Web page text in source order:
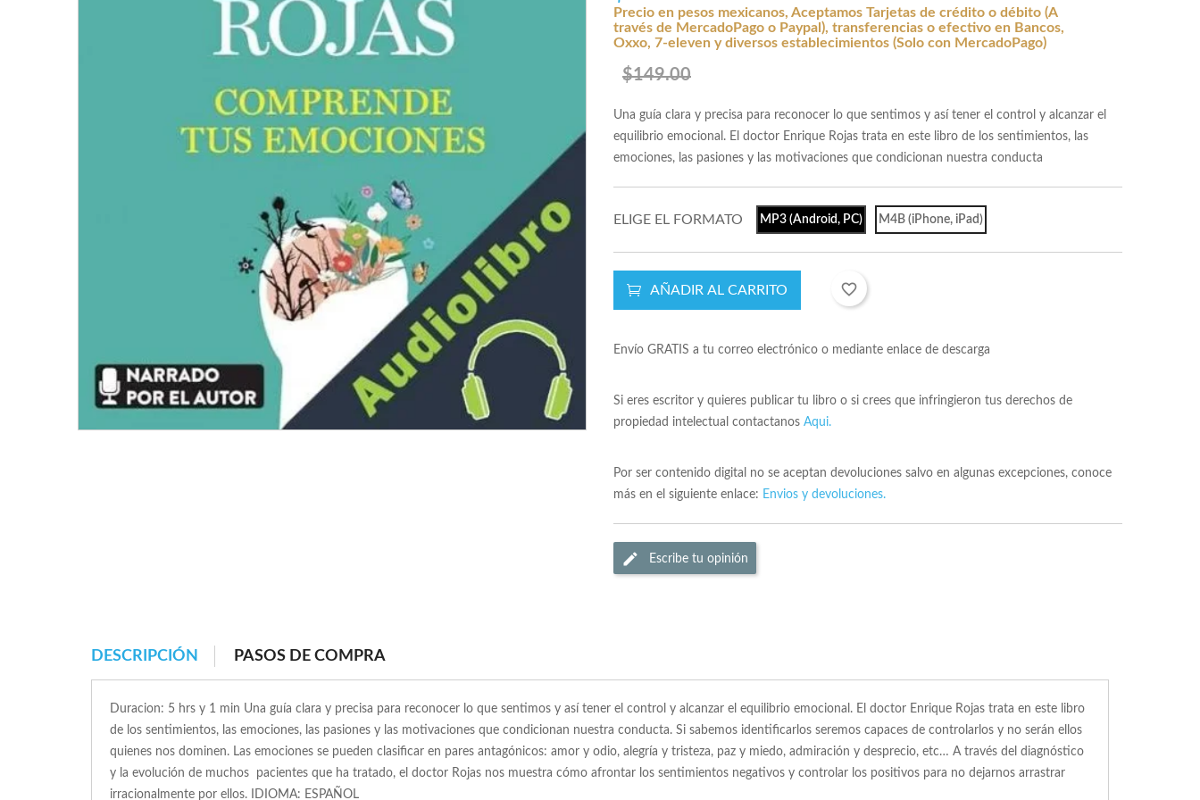
Precio en pesos mexicanos, Aceptamos Tarjetas de crédito o débito (A
través de MercadoPago o Paypal), transferencias o efectivo en Bancos,
Oxxo, 7-eleven y diversos establecimientos (Solo con MercadoPago)
$149.00
Una guía clara y precisa para reconocer lo que sentimos y así tener el control y alcanzar el
equilibrio emocional. El doctor Enrique Rojas trata en este libro de los sentimientos, las
emociones, las pasiones y las motivaciones que condicionan nuestra conducta
ELIGE EL FORMATO MP3 (Android, PC) M4B (iPhone, iPad)
AÑADIR AL CARRITO favorite_border
Envío GRATIS a tu correo electrónico o mediante enlace de descarga
Si eres escritor y quieres publicar tu libro o si crees que infringieron tus derechos de
propiedad intelectual contactanos Aqui.
Por ser contenido digital no se aceptan devoluciones salvo en algunas excepciones, conoce
más en el siguiente enlace: Envios y devoluciones.
Escribe tu opinión
DESCRIPCIÓN PASOS DE COMPRA
Duracion: 5 hrs y 1 min Una guía clara y precisa para reconocer lo que sentimos y así tener el control y alcanzar el equilibrio emocional. El doctor Enrique Rojas trata en este libro
de los sentimientos, las emociones, las pasiones y las motivaciones que condicionan nuestra conducta. Si sabemos identificarlos seremos capaces de controlarlos y no serán ellos
quienes nos dominen. Las emociones se pueden clasificar en pares antagónicos: amor y odio, alegría y tristeza, paz y miedo, admiración y desprecio, etc… A través del diagnóstico
y la evolución de muchos pacientes que ha tratado, el doctor Rojas nos muestra cómo afrontar los sentimientos negativos y controlar los positivos para no dejarnos arrastrar
irracionalmente por ellos. IDIOMA: ESPAÑOL